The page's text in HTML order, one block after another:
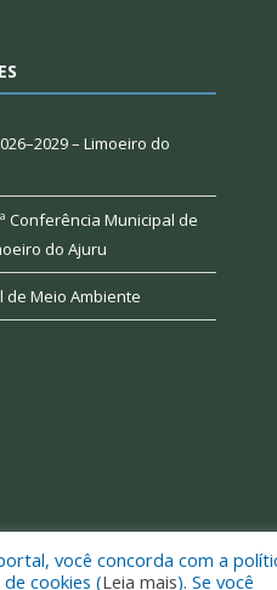
– Limoeiro do
Conferência Municipal de
do Ajuru
de Meio Ambiente
Mapa do
você concorda com a
cookies (Leia mais). Se você